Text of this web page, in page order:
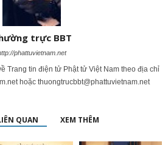
trực BBT
phattuvietnam.net
Trang tin điện tử Phật tử Việt Nam theo địa chỉ
hoặc thuongtrucbbt@phattuvietnam.net
QUAN XEM THÊM